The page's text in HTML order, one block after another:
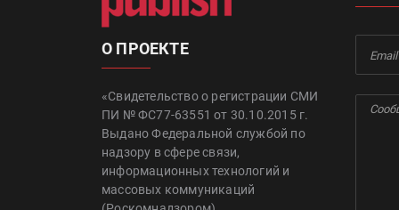
О ПРОЕКТЕ
«Свидетельство о регистрации СМИ
ПИ № ФС77-63551 от 30.10.2015 г.
Выдано Федеральной службой по
надзору в сфере связи,
информационных технологий и
массовых коммуникаций